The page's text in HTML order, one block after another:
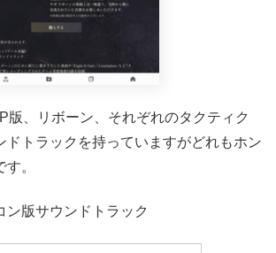
版、リボーン、それぞれのタクティク
ドトラックを持っていますがどれもホン
。
ン版サウンドトラック